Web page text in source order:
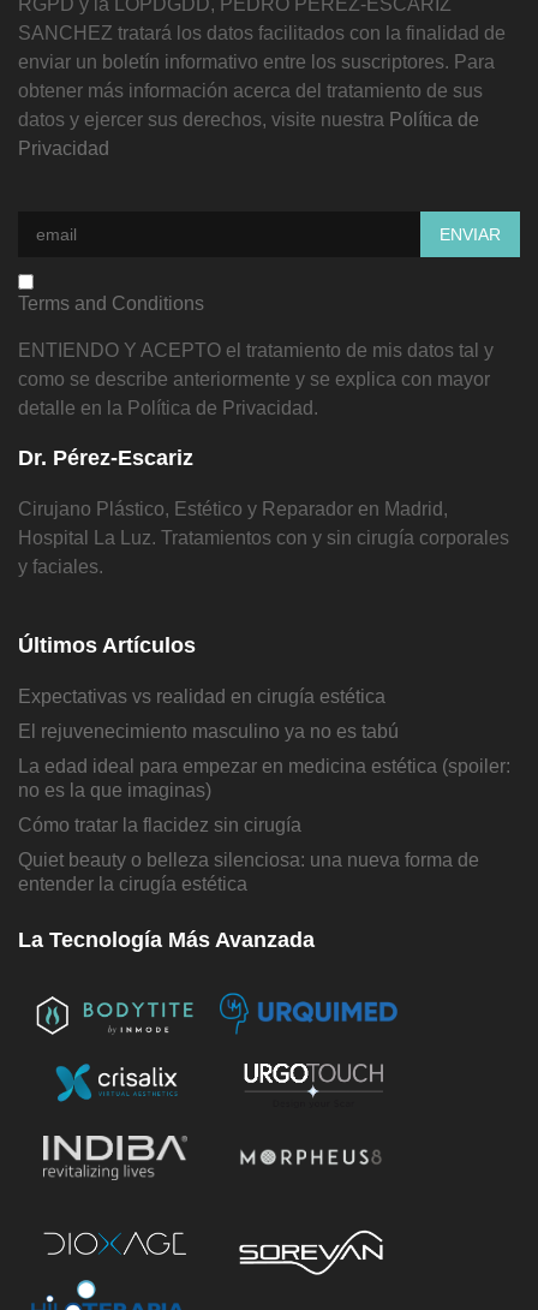
SANCHEZ tratará los datos facilitados con la finalidad de
enviar un boletín informativo entre los suscriptores. Para
obtener más información acerca del tratamiento de sus
datos y ejercer sus derechos, visite nuestra Política de
Privacidad
Terms and Conditions
ENTIENDO Y ACEPTO el tratamiento de mis datos tal y
como se describe anteriormente y se explica con mayor
detalle en la Política de Privacidad.
Dr. Pérez-Escariz
Cirujano Plástico, Estético y Reparador en Madrid,
Hospital La Luz. Tratamientos con y sin cirugía corporales
y faciales.
Últimos Artículos
Expectativas vs realidad en cirugía estética
El rejuvenecimiento masculino ya no es tabú
La edad ideal para empezar en medicina estética (spoiler:
no es la que imaginas)
Cómo tratar la flacidez sin cirugía
Quiet beauty o belleza silenciosa: una nueva forma de
entender la cirugía estética
La Tecnología Más Avanzada